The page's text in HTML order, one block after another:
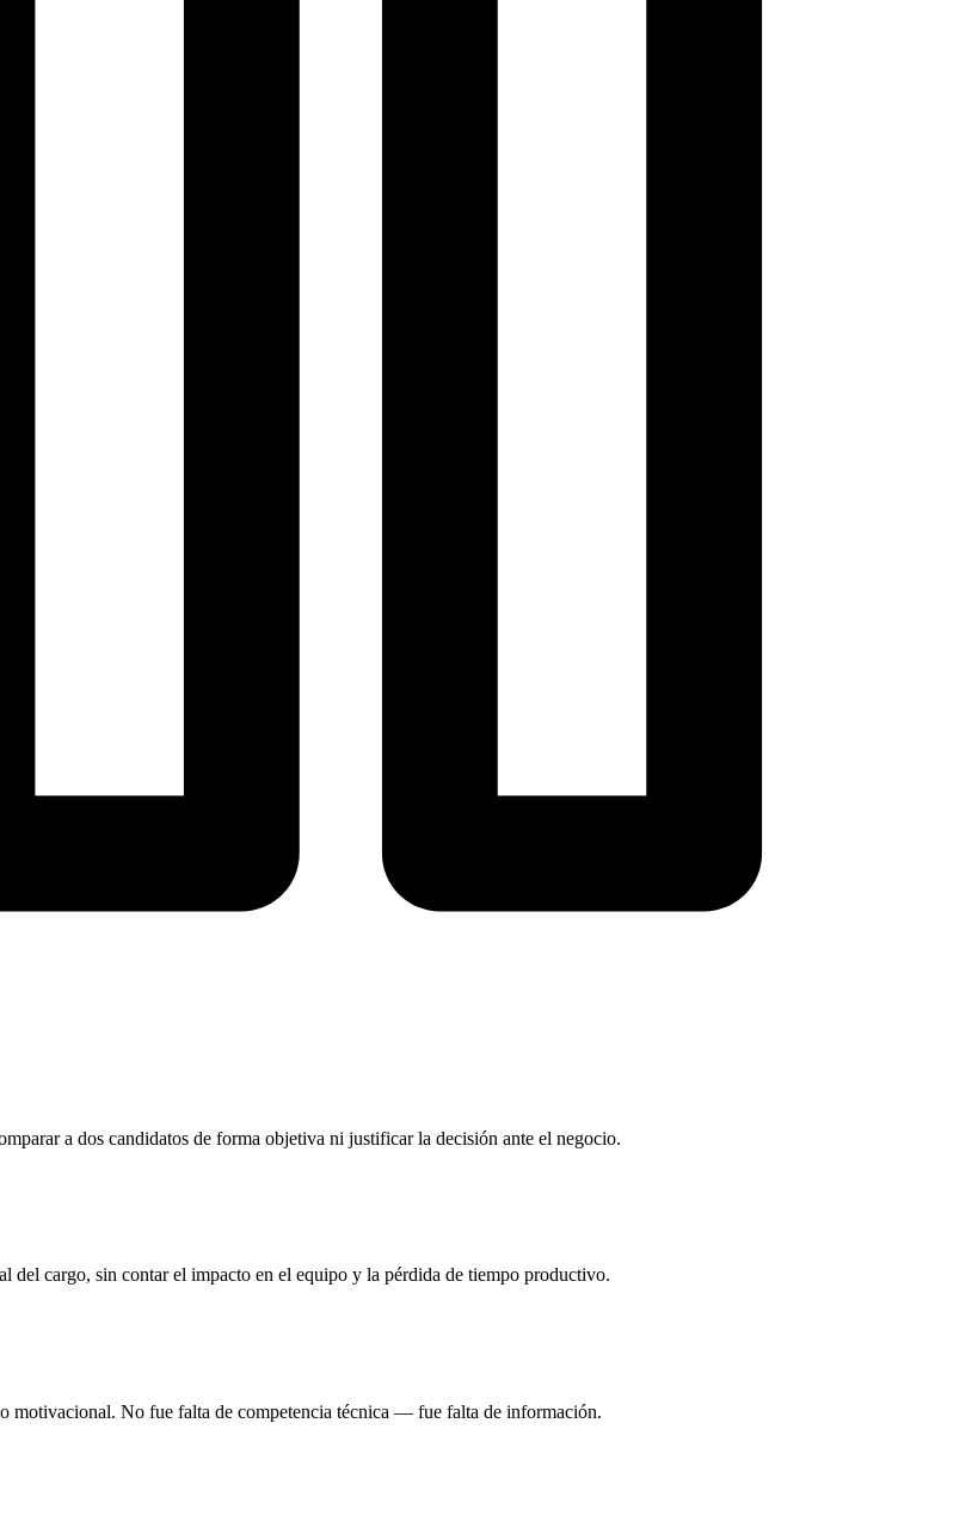
a dos candidatos de forma objetiva ni justificar la decisión ante el negocio.
del cargo, sin contar el impacto en el equipo y la pérdida de tiempo productivo.
motivacional. No fue falta de competencia técnica — fue falta de información.